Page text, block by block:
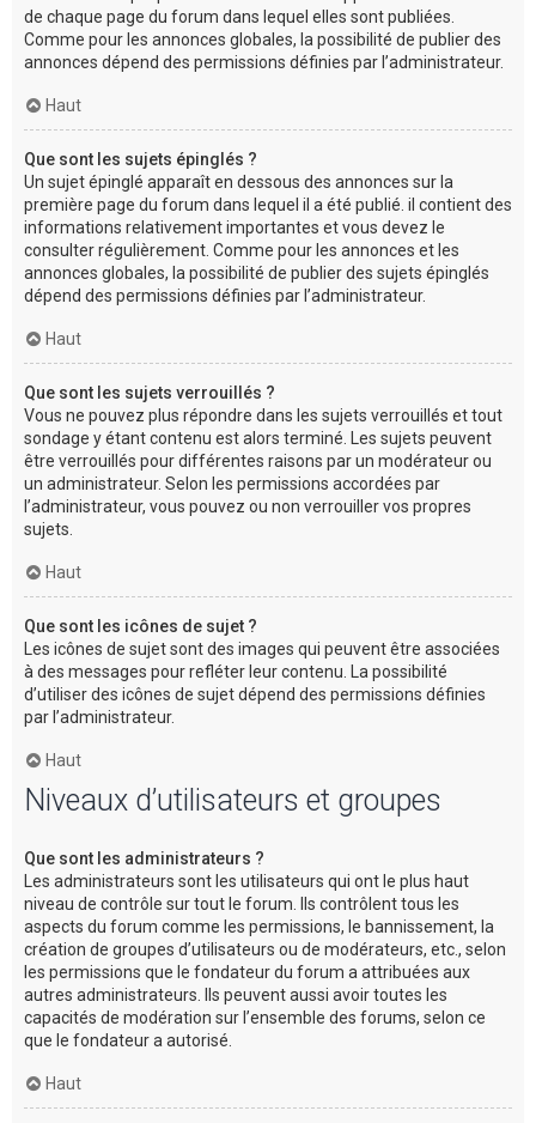
de chaque page du forum dans lequel elles sont publiées.
Comme pour les annonces globales, la possibilité de publier des
annonces dépend des permissions définies par l’administrateur.
Haut
Que sont les sujets épinglés ?
Un sujet épinglé apparaît en dessous des annonces sur la
première page du forum dans lequel il a été publié. il contient des
informations relativement importantes et vous devez le
consulter régulièrement. Comme pour les annonces et les
annonces globales, la possibilité de publier des sujets épinglés
dépend des permissions définies par l’administrateur.
Haut
Que sont les sujets verrouillés ?
Vous ne pouvez plus répondre dans les sujets verrouillés et tout
sondage y étant contenu est alors terminé. Les sujets peuvent
être verrouillés pour différentes raisons par un modérateur ou
un administrateur. Selon les permissions accordées par
l’administrateur, vous pouvez ou non verrouiller vos propres
sujets.
Haut
Que sont les icônes de sujet ?
Les icônes de sujet sont des images qui peuvent être associées
à des messages pour refléter leur contenu. La possibilité
d’utiliser des icônes de sujet dépend des permissions définies
par l’administrateur.
Haut
Niveaux d’utilisateurs et groupes
Que sont les administrateurs ?
Les administrateurs sont les utilisateurs qui ont le plus haut
niveau de contrôle sur tout le forum. Ils contrôlent tous les
aspects du forum comme les permissions, le bannissement, la
création de groupes d’utilisateurs ou de modérateurs, etc., selon
les permissions que le fondateur du forum a attribuées aux
autres administrateurs. Ils peuvent aussi avoir toutes les
capacités de modération sur l’ensemble des forums, selon ce
que le fondateur a autorisé.
Haut